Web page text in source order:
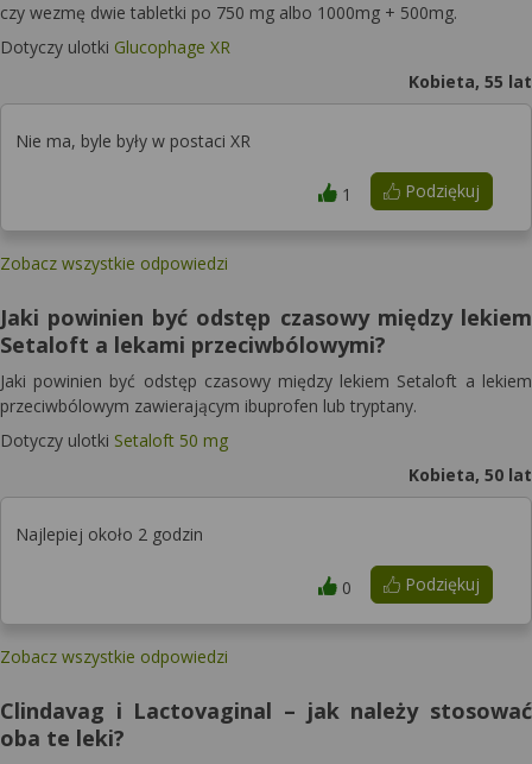
czy wezmę dwie tabletki po 750 mg albo 1000mg + 500mg.
Dotyczy ulotki Glucophage XR
Kobieta, 55 lat
Nie ma, byle były w postaci XR
Podziękuj
1
Zobacz wszystkie odpowiedzi
Jaki powinien być odstęp czasowy między lekiem
Setaloft a lekami przeciwbólowymi?
Jaki powinien być odstęp czasowy między lekiem Setaloft a lekiem
przeciwbólowym zawierającym ibuprofen lub tryptany.
Dotyczy ulotki Setaloft 50 mg
Kobieta, 50 lat
Najlepiej około 2 godzin
Podziękuj
0
Zobacz wszystkie odpowiedzi
Clindavag i Lactovaginal – jak należy stosować
oba te leki?